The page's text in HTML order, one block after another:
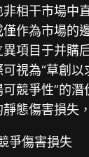
相干市場中
作為市場的
項目于并購
視為“草創
競爭性”的
態傷害損失
爭傷害損失